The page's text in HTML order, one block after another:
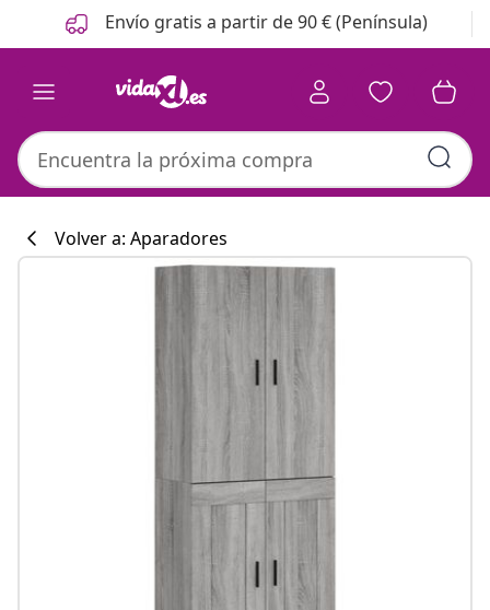
Anterior
Siguiente Envío gratis a partir de 90 € (Península)
Volver a: Aparadores